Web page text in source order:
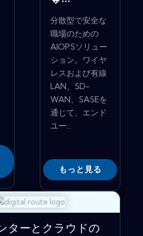
分散型で安全な
職場のための
AIOPSソリュー
ション。ワイヤ
レスおよび有線
LAN、SD-
WAN、SASEを
通じて、エンド
ユー...
もっと見る
ターとクラウドの